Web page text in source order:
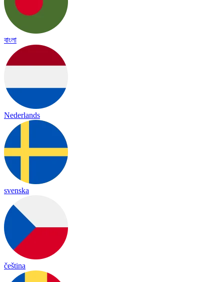
বাংলা
Nederlands
svenska
čeština